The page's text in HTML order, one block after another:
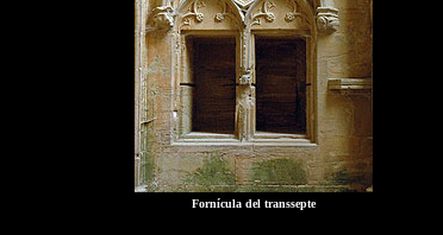
Fornícula del transsepte